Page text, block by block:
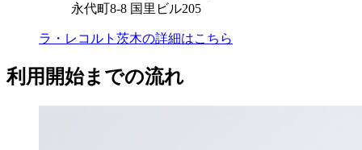
永代町8-8 国里ビル205
ラ・レコルト茨木の詳細はこちら
利用開始までの流れ